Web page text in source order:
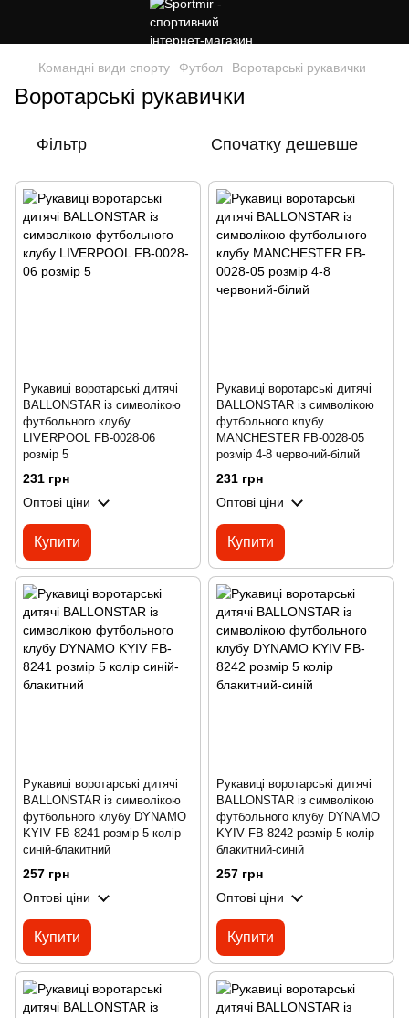
Командні види спорту Футбол Воротарські рукавички
Воротарські рукавички
Фільтр Спочатку дешевше
Рукавиці воротарські дитячі
BALLONSTAR із символікою
футбольного клубу
LIVERPOOL FB-0028-06
розмір 5
231 грн
Оптові ціни
Купити
Рукавиці воротарські дитячі
BALLONSTAR із символікою
футбольного клубу
MANCHESTER FB-0028-05
розмір 4-8 червоний-білий
231 грн
Оптові ціни
Купити
Рукавиці воротарські дитячі
BALLONSTAR із символікою
футбольного клубу DYNAMO
KYIV FB-8241 розмір 5 колір
синій-блакитний
257 грн
Оптові ціни
Купити
Рукавиці воротарські дитячі
BALLONSTAR із символікою
футбольного клубу DYNAMO
KYIV FB-8242 розмір 5 колір
блакитний-синій
257 грн
Оптові ціни
Купити